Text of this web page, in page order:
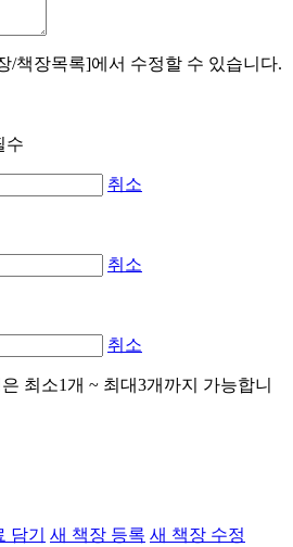
/책장목록]에서 수정할 수 있습니다.
취소
취소
취소
최소1개 ~ 최대3개까지 가능합니
담기 새 책장 등록 새 책장 수정